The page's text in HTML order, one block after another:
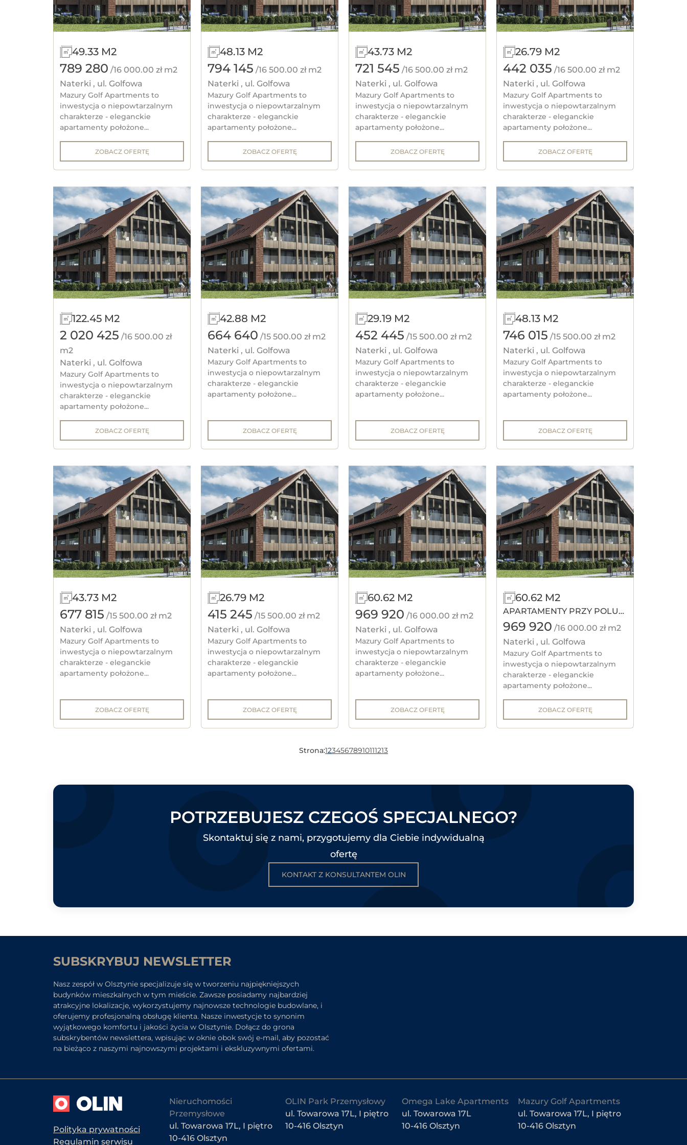
OLSZTYN, JEZIORO UKIEL
ZOBACZ STRONĘ INWESTYCJI
OLSZTYN, UL. LUBELSKA
ZOBACZ STRONĘ INWESTYCJI
i logistyczne
z najemcą
49.33 M2
789 280 /16 000.00 zł m2
Naterki , ul. Golfowa
Mazury Golf Apartments to
inwestycja o niepowtarzalnym
charakterze - eleganckie
apartamenty położone...
ZOBACZ OFERTĘ
48.13 M2
794 145 /16 500.00 zł m2
Naterki , ul. Golfowa
Mazury Golf Apartments to
inwestycja o niepowtarzalnym
charakterze - eleganckie
apartamenty położone...
ZOBACZ OFERTĘ
43.73 M2
721 545 /16 500.00 zł m2
Naterki , ul. Golfowa
Mazury Golf Apartments to
inwestycja o niepowtarzalnym
charakterze - eleganckie
apartamenty położone...
ZOBACZ OFERTĘ
26.79 M2
442 035 /16 500.00 zł m2
Naterki , ul. Golfowa
Mazury Golf Apartments to
inwestycja o niepowtarzalnym
charakterze - eleganckie
apartamenty położone...
ZOBACZ OFERTĘ
122.45 M2
2 020 425 /16 500.00 zł
m2
Naterki , ul. Golfowa
Mazury Golf Apartments to
inwestycja o niepowtarzalnym
charakterze - eleganckie
apartamenty położone...
ZOBACZ OFERTĘ
42.88 M2
664 640 /15 500.00 zł m2
Naterki , ul. Golfowa
Mazury Golf Apartments to
inwestycja o niepowtarzalnym
charakterze - eleganckie
apartamenty położone...
ZOBACZ OFERTĘ
29.19 M2
452 445 /15 500.00 zł m2
Naterki , ul. Golfowa
Mazury Golf Apartments to
inwestycja o niepowtarzalnym
charakterze - eleganckie
apartamenty położone...
ZOBACZ OFERTĘ
48.13 M2
746 015 /15 500.00 zł m2
Naterki , ul. Golfowa
Mazury Golf Apartments to
inwestycja o niepowtarzalnym
charakterze - eleganckie
apartamenty położone...
ZOBACZ OFERTĘ
43.73 M2
677 815 /15 500.00 zł m2
Naterki , ul. Golfowa
Mazury Golf Apartments to
inwestycja o niepowtarzalnym
charakterze - eleganckie
apartamenty położone...
ZOBACZ OFERTĘ
26.79 M2
415 245 /15 500.00 zł m2
Naterki , ul. Golfowa
Mazury Golf Apartments to
inwestycja o niepowtarzalnym
charakterze - eleganckie
apartamenty położone...
ZOBACZ OFERTĘ
60.62 M2
969 920 /16 000.00 zł m2
Naterki , ul. Golfowa
Mazury Golf Apartments to
inwestycja o niepowtarzalnym
charakterze - eleganckie
apartamenty położone...
ZOBACZ OFERTĘ
60.62 M2
APARTAMENTY PRZY POLU
GOLFOWYM
969 920 /16 000.00 zł m2
Naterki , ul. Golfowa
Mazury Golf Apartments to
inwestycja o niepowtarzalnym
charakterze - eleganckie
apartamenty położone...
ZOBACZ OFERTĘ
Strona:12345678910111213
POTRZEBUJESZ CZEGOŚ SPECJALNEGO?
Skontaktuj się z nami, przygotujemy dla Ciebie indywidualną
ofertę
KONTAKT Z KONSULTANTEM OLIN
SUBSKRYBUJ NEWSLETTER
Nasz zespół w Olsztynie specjalizuje się w tworzeniu najpiękniejszych
budynków mieszkalnych w tym mieście. Zawsze posiadamy najbardziej
atrakcyjne lokalizacje, wykorzystujemy najnowsze technologie budowlane, i
oferujemy profesjonalną obsługę klienta. Nasze inwestycje to synonim
wyjątkowego komfortu i jakości życia w Olsztynie. Dołącz do grona
subskrybentów newslettera, wpisując w oknie obok swój e-mail, aby pozostać
na bieżąco z naszymi najnowszymi projektami i ekskluzywnymi ofertami.
Polityka prywatności
Regulamin serwisu
Nieruchomości
Przemysłowe
ul. Towarowa 17L, I piętro
10-416 Olsztyn
OLIN Park Przemysłowy
ul. Towarowa 17L, I piętro
10-416 Olsztyn
Omega Lake Apartments
ul. Towarowa 17L
10-416 Olsztyn
Mazury Golf Apartments
ul. Towarowa 17L, I piętro
10-416 Olsztyn